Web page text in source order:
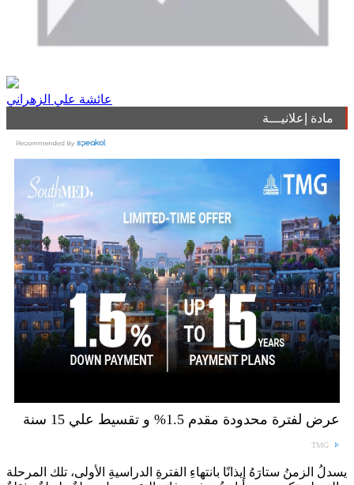
عائشة علي الزهراني
مادة إعلانيـــة
عرض لفترة محدودة مقدم 1.5% و تقسيط علي 15 سنة
TMG
يسدلُ الزمنُ ستارَهُ إيذانًا بانتهاءِ الفترةِ الدراسيةِ الأولى، تلك المرحلة